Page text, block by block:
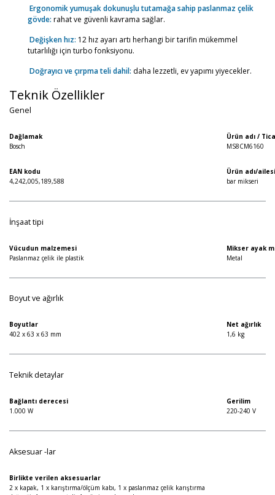
Ergonomik yumuşak dokunuşlu tutamağa sahip paslanmaz çelik
gövde: rahat ve güvenli kavrama sağlar.
Değişken hız: 12 hız ayarı artı herhangi bir tarifin mükemmel
tutarlılığı için turbo fonksiyonu.
Doğrayıcı ve çırpma teli dahil: daha lezzetli, ev yapımı yiyecekler.
Teknik Özellikler
Genel
Dağlamak
Bosch
Ürün adı /
MS8CM6160
EAN kodu
4,242,005,189,588
Ürün adı/ailesi
bar mikseri
İnşaat tipi
Vücudun malzemesi
Paslanmaz çelik ile plastik
Mikser ayak
Metal
Boyut ve ağırlık
Boyutlar
402 x 63 x 63 mm
Net ağırlık
1,6 kg
Teknik detaylar
Bağlantı derecesi
1.000 W
Gerilim
220-240 V
Aksesuar -lar
Birlikte verilen aksesuarlar
2 x kapak, 1 x karıştırma/ölçüm kabı, 1 x paslanmaz çelik karıştırma